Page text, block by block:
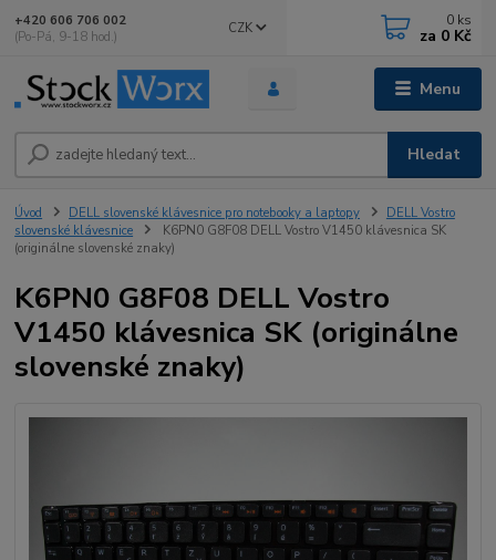
Menu
CZK
Hledat
+420 606 706 002
(Po-Pá, 9-18 hod.)
0 ks
za 0 Kč
Úvod DELL slovenské klávesnice pro notebooky a laptopy
DELL Vostro
slovenské klávesnice
K6PN0 G8F08 DELL Vostro V1450 klávesnica SK
(originálne slovenské znaky)
K6PN0 G8F08 DELL Vostro
V1450 klávesnica SK (originálne
slovenské znaky)